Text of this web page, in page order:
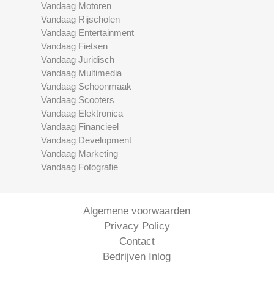
Vandaag Motoren
Vandaag Rijscholen
Vandaag Entertainment
Vandaag Fietsen
Vandaag Juridisch
Vandaag Multimedia
Vandaag Schoonmaak
Vandaag Scooters
Vandaag Elektronica
Vandaag Financieel
Vandaag Development
Vandaag Marketing
Vandaag Fotografie
Algemene voorwaarden
Privacy Policy
Contact
Bedrijven Inlog